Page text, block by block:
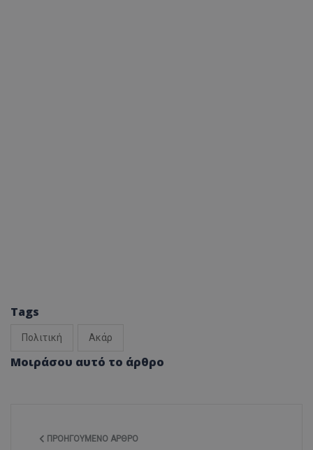
Tags
Πολιτική Ακάρ
Μοιράσου αυτό το άρθρο
ΠΡΟΗΓΟΎΜΕΝΟ ΆΡΘΡΟ